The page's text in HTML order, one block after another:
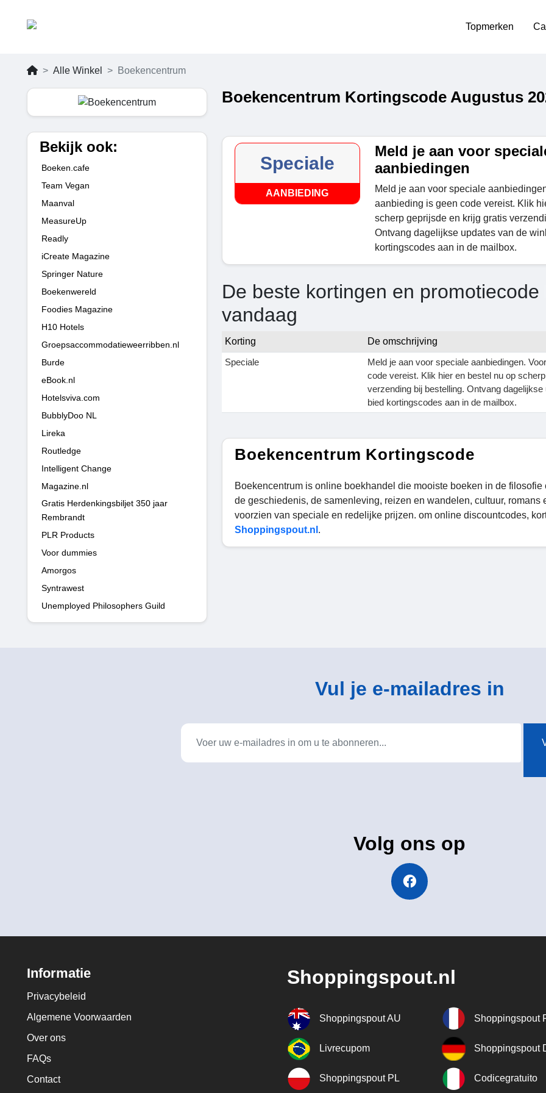
Topmerken
Alle Winkel Boekencentrum
Bekijk ook:
Boeken.cafe
Team Vegan
Maanval
MeasureUp
Readly
iCreate Magazine
Springer Nature
Boekenwereld
Foodies Magazine
H10 Hotels
Groepsaccommodatieweerribben.nl
Burde
eBook.nl
Hotelsviva.com
BubblyDoo NL
Lireka
Routledge
Intelligent Change
Magazine.nl
Gratis Herdenkingsbiljet 350 jaar
Rembrandt
PLR Products
Voor dummies
Amorgos
Syntrawest
Unemployed Philosophers Guild
Boekencentrum Kortingscode Augustus
Speciale
AANBIEDING
Meld je aan voor
aanbiedingen
Meld je aan voor speciale
aanbieding is geen code vereist. Klik
scherp geprijsde en krijg gratis
Ontvang dagelijkse updates van de
kortingscodes aan in de mailbox.
De beste kortingen en
vandaag
Korting De omschrijving
Speciale
Meld je aan voor speciale aanbiedingen.
code vereist. Klik hier en bestel nu op
verzending bij bestelling. Ontvang
bied kortingscodes aan in de mailbox.
Boekencentrum Kortingscode
Boekencentrum is online boekhandel die mooiste boeken in de
de geschiedenis, de samenleving, reizen en wandelen, cultuur,
voorzien van speciale en redelijke prijzen. om online discountcodes,
Shoppingspout.nl .
Vul je e-mailadres in
Volg ons op
Informatie
Privacybeleid
Algemene Voorwaarden
Over ons
FAQs
Contact
Shoppingspout.nl
Shoppingspout AU Shoppingspout
Livrecupom Shoppingspout
Shoppingspout PL Codicegratuito